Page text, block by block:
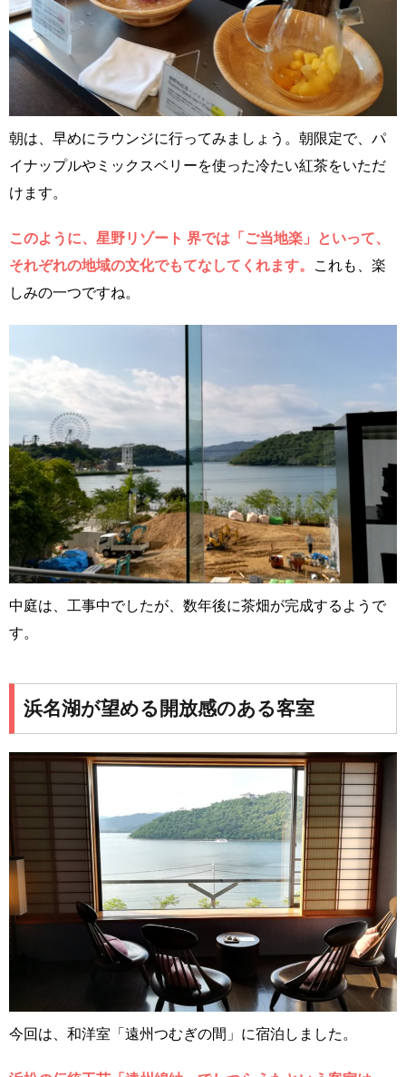
朝は、早めにラウンジに行ってみましょう。朝限定で、パ
イナップルやミックスベリーを使った冷たい紅茶をいただ
けます。
このように、星野リゾート 界では「ご当地楽」といって、
それぞれの地域の文化でもてなしてくれます。
これも、楽
しみの一つですね。
中庭は、工事中でしたが、数年後に茶畑が完成するようで
す。
浜名湖が望める開放感のある客室
今回は、和洋室「遠州つむぎの間」に宿泊しました。